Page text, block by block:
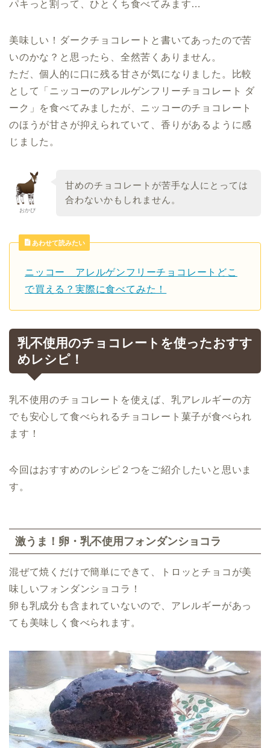
パキっと割って、ひとくち食べてみます…
美味しい！ダークチョコレートと書いてあったので苦
いのかな？と思ったら、全然苦くありません。
ただ、個人的に口に残る甘さが気になりました。比較
として「ニッコーのアレルゲンフリーチョコレート ダ
ーク」を食べてみましたが、ニッコーのチョコレート
のほうが甘さが抑えられていて、香りがあるように感
じました。
おかぴ
甘めのチョコレートが苦手な人にとっては
合わないかもしれません。
あわせて読みたい
ニッコー アレルゲンフリーチョコレートどこ
で買える？実際に食べてみた！
乳不使用のチョコレートを使ったおすす
めレシピ！
乳不使用のチョコレートを使えば、乳アレルギーの方
でも安心して食べられるチョコレート菓子が食べられ
ます！
今回はおすすめのレシピ２つをご紹介したいと思いま
す。
激うま！卵・乳不使用フォンダンショコラ
混ぜて焼くだけで簡単にできて、トロッとチョコが美
味しいフォンダンショコラ！
卵も乳成分も含まれていないので、アレルギーがあっ
ても美味しく食べられます。